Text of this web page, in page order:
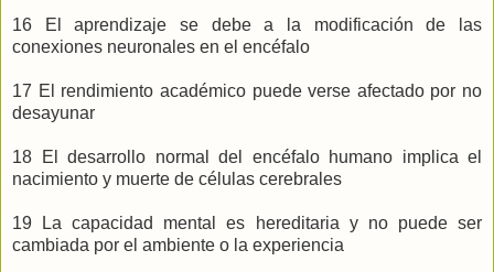
16 El aprendizaje se debe a la modificación de las
conexiones neuronales en el encéfalo
17 El rendimiento académico puede verse afectado por no
desayunar
18 El desarrollo normal del encéfalo humano implica el
nacimiento y muerte de células cerebrales
19 La capacidad mental es hereditaria y no puede ser
cambiada por el ambiente o la experiencia